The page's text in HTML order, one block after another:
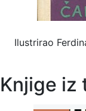
Ilustrirao
Knjige iz